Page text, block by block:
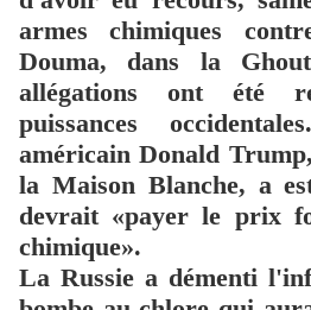
armes chimiques
Douma, dans la
allégations ont été
puissances
américain Donald
la Maison Blanche, a
devrait «payer le prix
chimique».
La Russie a démenti